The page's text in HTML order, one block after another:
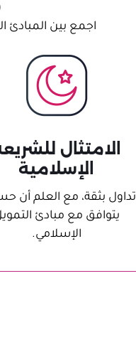
اجمع بين المبادئ
الامتثال
الإسلامية
تداول بثقة، مع العلم أن
يتوافق مع مبادئ
الإسلامي.